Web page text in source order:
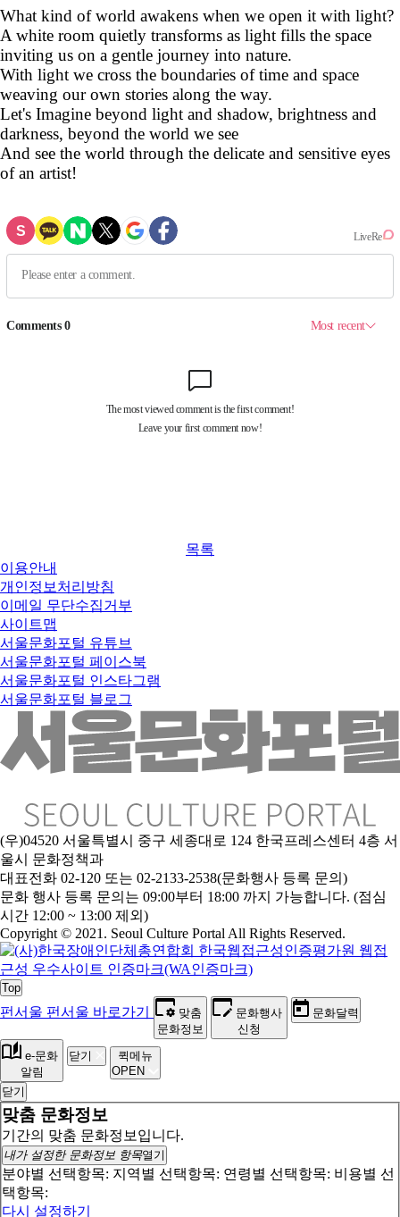
What kind of world awakens when we open it with light?
A white room quietly transforms as light fills the space
inviting us on a gentle journey into nature.
With light we cross the boundaries of time and space
weaving our own stories along the way.
Let's Imagine beyond light and shadow, brightness and
darkness, beyond the world we see
And see the world through the delicate and sensitive eyes
of an artist!
목록
이용안내
개인정보처리방침
이메일 무단수집거부
사이트맵
서울문화포털 유튜브
서울문화포털 페이스북
서울문화포털 인스타그램
서울문화포털 블로그
(우)04520 서울특별시 중구 세종대로 124 한국프레스센터 4층 서
울시 문화정책과
대표전화 02-120 또는 02-2133-2538(문화행사 등록 문의)
문화 행사 등록 문의는 09:00부터 18:00 까지 가능합니다. (점심
시간 12:00 ~ 13:00 제외)
Copyright © 2021. Seoul Culture Portal All Rights Reserved.
Top
펀서울 펀서울 바로가기
맞춤
문화정보
문화행사
신청
문화달력
e-문화
알림
닫기
퀵메뉴
OPEN
닫기
맞춤 문화정보
기간의 맞춤 문화정보입니다.
내가 설정한 문화정보 항목열기
분야별 선택항목: 지역별 선택항목: 연령별 선택항목: 비용별 선
택항목:
다시 설정하기